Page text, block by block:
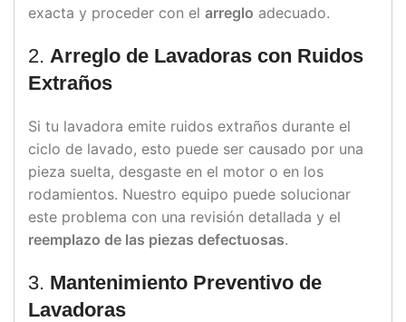
exacta y proceder con el arreglo adecuado.
2. Arreglo de Lavadoras con Ruidos
Extraños
Si tu lavadora emite ruidos extraños durante el
ciclo de lavado, esto puede ser causado por una
pieza suelta, desgaste en el motor o en los
rodamientos. Nuestro equipo puede solucionar
este problema con una revisión detallada y el
reemplazo de las piezas defectuosas.
3. Mantenimiento Preventivo de
Lavadoras